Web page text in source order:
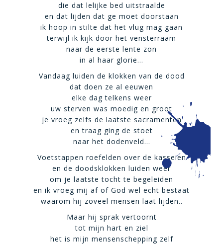
die dat lelijke bed uitstraalde
en dat lijden dat ge moet doorstaan
ik hoop in stilte dat het vlug mag gaan
terwijl ik kijk door het vensterraam
naar de eerste lente zon
in al haar glorie…
Vandaag luiden de klokken van de dood
dat doen ze al eeuwen
elke dag telkens weer
uw sterven was moedig en groot
je vroeg zelfs de laatste sacramenten
en traag ging de stoet
naar het dodenveld…
Voetstappen roefelden over de kasseien
en de doodsklokken luiden weer
om je laatste tocht te begeleiden
en ik vroeg mij af of God wel echt bestaat
waarom hij zoveel mensen laat lijden..
Maar hij sprak vertoornt
tot mijn hart en ziel
het is mijn mensenschepping zelf